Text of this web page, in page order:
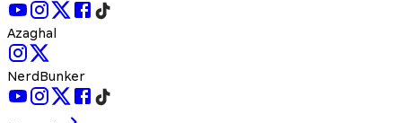
Azaghal
NerdBunker